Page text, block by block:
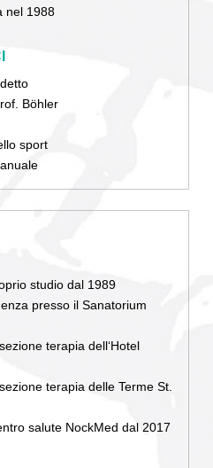
nel 1988
Böhler
sport
studio dal 1989
presso il Sanatorium
terapia dell‘Hotel
terapia delle Terme St.
salute NockMed dal 2017